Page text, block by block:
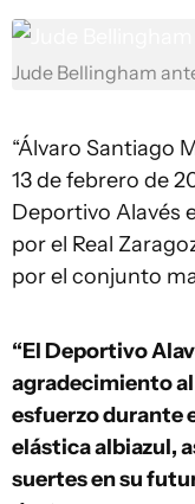
Jude Bellingham
“Álvaro Santiago
13 de febrero de
Deportivo Alavés
por el Real
por el conjunto
“El Deportivo
agradecimiento
esfuerzo durante
elástica albiazul,
suertes en su